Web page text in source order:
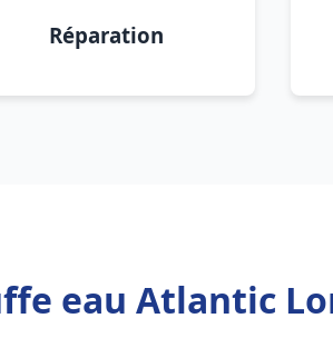
Réparation
eau Atlantic